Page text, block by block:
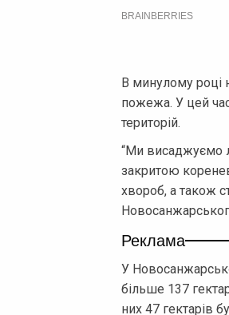
В минулому році
пожежа. У цей
територій.
“Ми висаджуємо
закритою
хвороб, а також
Реклама
У
більше 137
них 47 гектарів